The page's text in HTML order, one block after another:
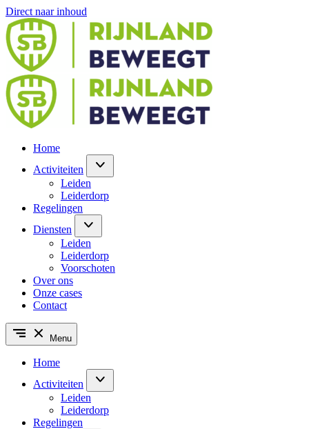
Direct naar inhoud
Home
Activiteiten
Leiden
Leiderdorp
Regelingen
Diensten
Leiden
Leiderdorp
Voorschoten
Over ons
Onze cases
Contact
Menu
Home
Activiteiten
Leiden
Leiderdorp
Regelingen